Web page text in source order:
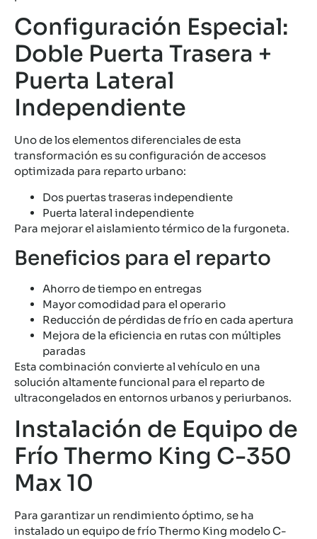
Configuración Especial:
Doble Puerta Trasera +
Puerta Lateral
Independiente
Uno de los elementos diferenciales de esta
transformación es su configuración de accesos
optimizada para reparto urbano:
Dos puertas traseras independiente
Puerta lateral independiente
Para mejorar el aislamiento térmico de la furgoneta.
Beneficios para el reparto
Ahorro de tiempo en entregas
Mayor comodidad para el operario
Reducción de pérdidas de frío en cada apertura
Mejora de la eficiencia en rutas con múltiples
paradas
Esta combinación convierte al vehículo en una
solución altamente funcional para el reparto de
ultracongelados en entornos urbanos y periurbanos.
Instalación de Equipo de
Frío Thermo King C-350
Max 10
Para garantizar un rendimiento óptimo, se ha
instalado un equipo de frío Thermo King modelo C-